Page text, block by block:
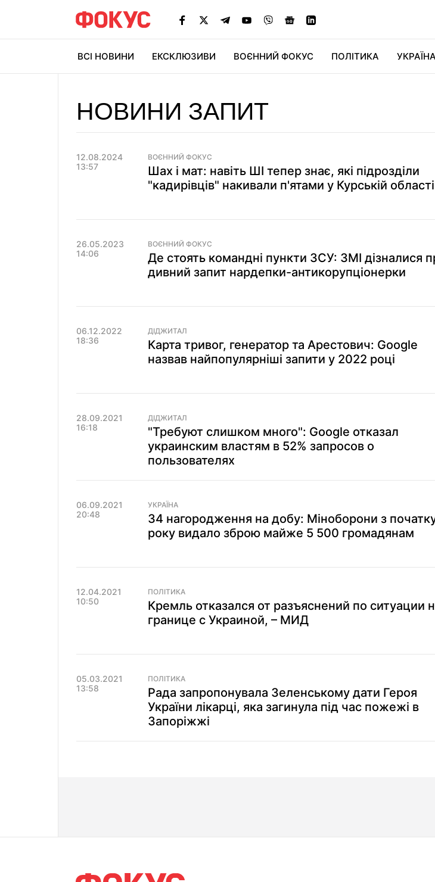
ВСІ НОВИНИ ЕКСКЛЮЗИВИ ВОЄННИЙ ФОКУС ПОЛІТИКА УКРАЇНА
НОВИНИ ЗАПИТ
12.08.2024
13:57
ВОЄННИЙ ФОКУС
Шах і мат: навіть ШІ тепер знає, які підрозділи
"кадирівців" накивали п'ятами у Курській області
26.05.2023
14:06
ВОЄННИЙ ФОКУС
Де стоять командні пункти ЗСУ: ЗМІ дізналися
дивний запит нардепки-антикорупціонерки
06.12.2022
18:36
ДІДЖИТАЛ
Карта тривог, генератор та Арестович: Google
назвав найпопулярніші запити у 2022 році
28.09.2021
16:18
ДІДЖИТАЛ
"Требуют слишком много": Google отказал
украинским властям в 52% запросов о
пользователях
06.09.2021
20:48
УКРАЇНА
34 нагородження на добу: Міноборони з
року видало зброю майже 5 500 громадянам
12.04.2021
10:50
ПОЛІТИКА
Кремль отказался от разъяснений по ситуации
границе с Украиной, – МИД
05.03.2021
13:58
ПОЛІТИКА
Рада запропонувала Зеленському дати Героя
України лікарці, яка загинула під час пожежі в
Запоріжжі